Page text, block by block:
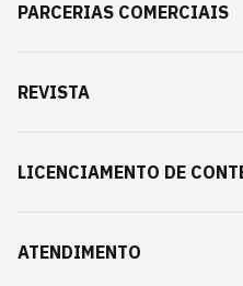
PARCERIAS COMERCIAIS
REVISTA
LICENCIAMENTO DE
ATENDIMENTO